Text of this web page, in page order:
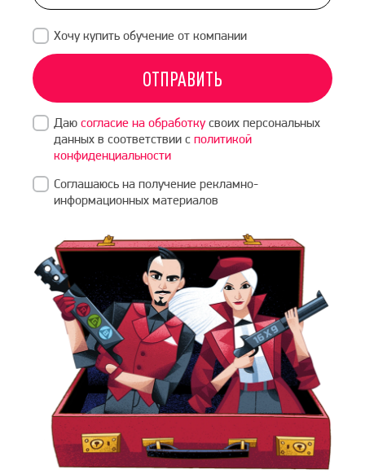
Хочу купить обучение от компании
ОТПРАВИТЬ
Даю согласие на обработкусвоих персональных
данных в соответствии с политикой
конфиденциальности
Соглашаюсь на получение рекламно-
информационных материалов